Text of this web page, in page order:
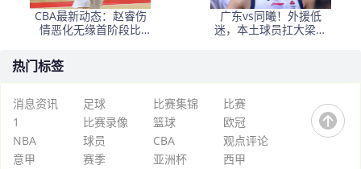
CBA最新动态：赵睿伤
情恶化无缘首阶段比
位危机加剧
广东vs同曦！外援低
迷，本土球员扛大梁，
热门标签
消息资讯 足球 比赛集锦
比赛
1
比赛录像 篮球
欧冠
NBA
球员 CBA
观点评论
意甲
赛季 亚洲杯
西甲